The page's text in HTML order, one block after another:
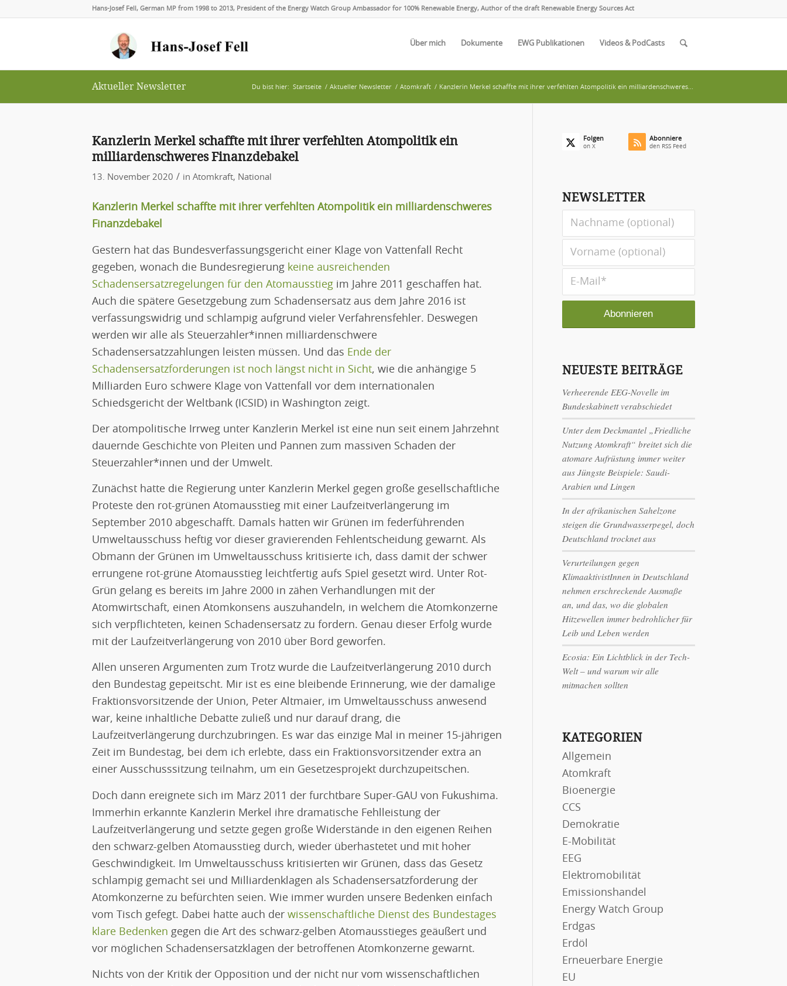
Hans-Josef Fell, German MP from 1998 to 2013, President of the Energy Watch Group Ambassador for 100% Renewable Energy, Author of the draft Renewable Energy Sources Act
Über mich Dokumente EWG Publikationen Videos & PodCasts
Aktueller Newsletter Du bist hier: Startseite / Aktueller Newsletter / Atomkraft / Kanzlerin Merkel schaffte mit ihrer verfehlten Atompolitik ein milliardenschweres...
Kanzlerin Merkel schaffte mit ihrer verfehlten Atompolitik ein
milliardenschweres Finanzdebakel
13. November 2020 / in Atomkraft, National
Kanzlerin Merkel schaffte mit ihrer verfehlten Atompolitik ein milliardenschweres
Finanzdebakel
Gestern hat das Bundesverfassungsgericht einer Klage von Vattenfall Recht
gegeben, wonach die Bundesregierung keine ausreichenden
Schadensersatzregelungen für den Atomausstieg im Jahre 2011 geschaffen hat.
Auch die spätere Gesetzgebung zum Schadensersatz aus dem Jahre 2016 ist
verfassungswidrig und schlampig aufgrund vieler Verfahrensfehler. Deswegen
werden wir alle als Steuerzahler*innen milliardenschwere
Schadensersatzzahlungen leisten müssen. Und das Ende der
Schadensersatzforderungen ist noch längst nicht in Sicht, wie die anhängige 5
Milliarden Euro schwere Klage von Vattenfall vor dem internationalen
Schiedsgericht der Weltbank (ICSID) in Washington zeigt.
Der atompolitische Irrweg unter Kanzlerin Merkel ist eine nun seit einem Jahrzehnt
dauernde Geschichte von Pleiten und Pannen zum massiven Schaden der
Steuerzahler*innen und der Umwelt.
Zunächst hatte die Regierung unter Kanzlerin Merkel gegen große gesellschaftliche
Proteste den rot-grünen Atomausstieg mit einer Laufzeitverlängerung im
September 2010 abgeschafft. Damals hatten wir Grünen im federführenden
Umweltausschuss heftig vor dieser gravierenden Fehlentscheidung gewarnt. Als
Obmann der Grünen im Umweltausschuss kritisierte ich, dass damit der schwer
errungene rot-grüne Atomausstieg leichtfertig aufs Spiel gesetzt wird. Unter Rot-
Grün gelang es bereits im Jahre 2000 in zähen Verhandlungen mit der
Atomwirtschaft, einen Atomkonsens auszuhandeln, in welchem die Atomkonzerne
sich verpflichteten, keinen Schadensersatz zu fordern. Genau dieser Erfolg wurde
mit der Laufzeitverlängerung von 2010 über Bord geworfen.
Allen unseren Argumenten zum Trotz wurde die Laufzeitverlängerung 2010 durch
den Bundestag gepeitscht. Mir ist es eine bleibende Erinnerung, wie der damalige
Fraktionsvorsitzende der Union, Peter Altmaier, im Umweltausschuss anwesend
war, keine inhaltliche Debatte zuließ und nur darauf drang, die
Laufzeitverlängerung durchzubringen. Es war das einzige Mal in meiner 15-jährigen
Zeit im Bundestag, bei dem ich erlebte, dass ein Fraktionsvorsitzender extra an
einer Ausschusssitzung teilnahm, um ein Gesetzesprojekt durchzupeitschen.
Doch dann ereignete sich im März 2011 der furchtbare Super-GAU von Fukushima.
Immerhin erkannte Kanzlerin Merkel ihre dramatische Fehlleistung der
Laufzeitverlängerung und setzte gegen große Widerstände in den eigenen Reihen
den schwarz-gelben Atomausstieg durch, wieder überhastetet und mit hoher
Geschwindigkeit. Im Umweltausschuss kritisierten wir Grünen, dass das Gesetz
schlampig gemacht sei und Milliardenklagen als Schadensersatzforderung der
Atomkonzerne zu befürchten seien. Wie immer wurden unsere Bedenken einfach
vom Tisch gefegt. Dabei hatte auch der wissenschaftliche Dienst des Bundestages
klare Bedenken gegen die Art des schwarz-gelben Atomausstieges geäußert und
vor möglichen Schadensersatzklagen der betroffenen Atomkonzerne gewarnt.
Nichts von der Kritik der Opposition und der nicht nur vom wissenschaftlichen
Folgen
on X
Abonniere
den RSS Feed
NEWSLETTER
NEUESTE BEITRÄGE
Verheerende EEG-Novelle im
Bundeskabinett verabschiedet
Unter dem Deckmantel „Friedliche
Nutzung Atomkraft“ breitet sich die
atomare Aufrüstung immer weiter
aus Jüngste Beispiele: Saudi-
Arabien und Lingen
In der afrikanischen Sahelzone
steigen die Grundwasserpegel, doch
Deutschland trocknet aus
Verurteilungen gegen
KlimaaktivistInnen in Deutschland
nehmen erschreckende Ausmaße
an, und das, wo die globalen
Hitzewellen immer bedrohlicher für
Leib und Leben werden
Ecosia: Ein Lichtblick in der Tech-
Welt – und warum wir alle
mitmachen sollten
KATEGORIEN
Allgemein
Atomkraft
Bioenergie
CCS
Demokratie
E-Mobilität
EEG
Elektromobilität
Emissionshandel
Energy Watch Group
Erdgas
Erdöl
Erneuerbare Energie
EU